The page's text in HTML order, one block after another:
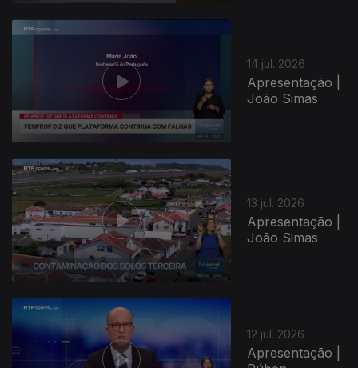
14 jul. 2026
Apresentação |
João Simas
13 jul. 2026
Apresentação |
João Simas
12 jul. 2026
Apresentação |